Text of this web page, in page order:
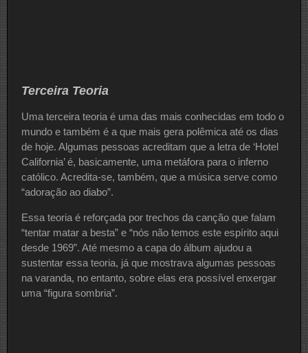
Terceira Teoria
Uma terceira teoria é uma das mais conhecidas em todo o
mundo e também é a que mais gera polêmica até os dias
de hoje. Algumas pessoas acreditam que a letra de ‘Hotel
California’ é, basicamente, uma metáfora para o inferno
católico. Acredita-se, também, que a música serve como
“adoração ao diabo”.
Essa teoria é reforçada por trechos da canção que falam
“tentar matar a besta” e “nós não temos este espírito aqui
desde 1969”. Até mesmo a capa do álbum ajudou a
sustentar essa teoria, já que mostrava algumas pessoas
na varanda, no entanto, sobre elas era possível enxergar
uma “figura sombria”.